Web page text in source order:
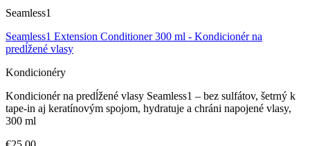
Seamless1
Seamless1 Extension Conditioner 300 ml - Kondicionér na
predĺžené vlasy
Kondicionéry
Kondicionér na predĺžené vlasy Seamless1 – bez sulfátov, šetrný k
tape-in aj keratínovým spojom, hydratuje a chráni napojené vlasy,
300 ml